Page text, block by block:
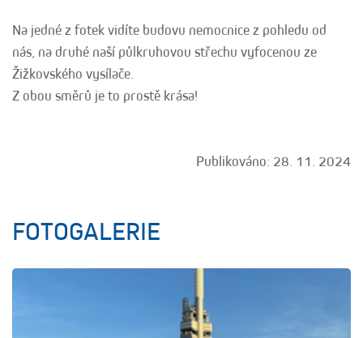
Na jedné z fotek vidíte budovu nemocnice z pohledu od
nás, na druhé naší půlkruhovou střechu vyfocenou ze
Žižkovského vysílače.
Z obou směrů je to prostě krása!
Publikováno: 28. 11. 2024
FOTOGALERIE